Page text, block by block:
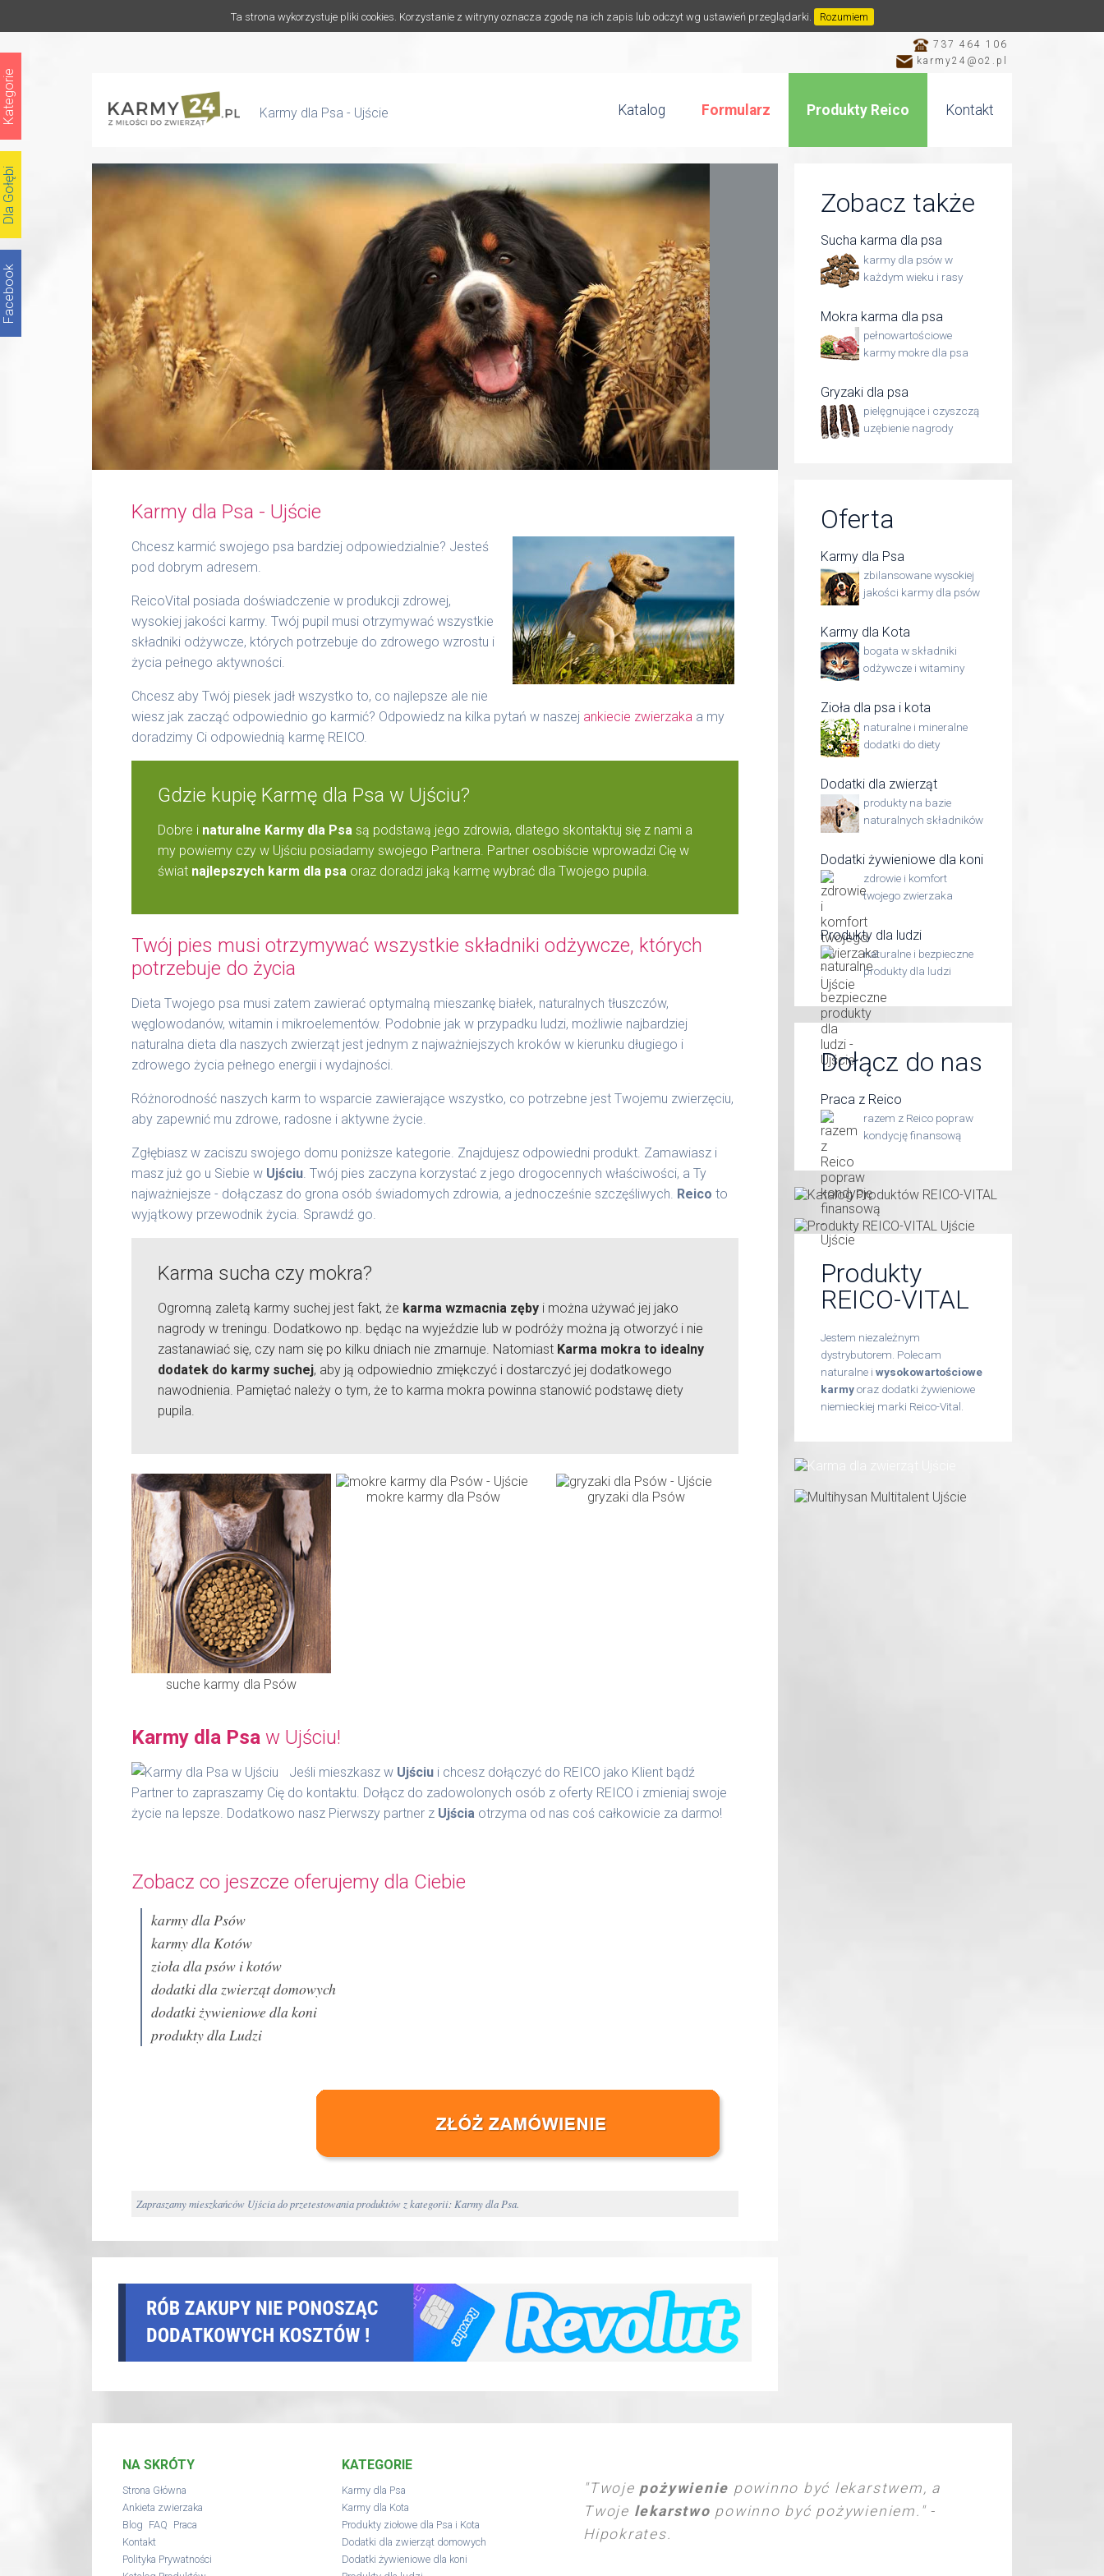
Ta strona wykorzystuje pliki cookies. Korzystanie z witryny oznacza zgodę na ich zapis lub odczyt wg ustawień przeglądarki. Rozumiem
737 464 106
karmy24@o2.pl
Karmy dla Psa - Ujście Katalog Formularz Produkty Reico Kontakt
Karmy dla Psa - Ujście
Chcesz karmić swojego psa bardziej odpowiedzialnie? Jesteś
pod dobrym adresem.
ReicoVital posiada doświadczenie w produkcji zdrowej,
wysokiej jakości karmy. Twój pupil musi otrzymywać wszystkie
składniki odżywcze, których potrzebuje do zdrowego wzrostu i
życia pełnego aktywności.
Chcesz aby Twój piesek jadł wszystko to, co najlepsze ale nie
wiesz jak zacząć odpowiednio go karmić? Odpowiedz na kilka pytań w naszej ankiecie zwierzaka a my
doradzimy Ci odpowiednią karmę REICO.
Gdzie kupię Karmę dla Psa w Ujściu?
Dobre i naturalne Karmy dla Psa są podstawą jego zdrowia, dlatego skontaktuj się z nami a
my powiemy czy w Ujściu posiadamy swojego Partnera. Partner osobiście wprowadzi Cię w
świat najlepszych karm dla psa oraz doradzi jaką karmę wybrać dla Twojego pupila.
Twój pies musi otrzymywać wszystkie składniki odżywcze, których
potrzebuje do życia
Dieta Twojego psa musi zatem zawierać optymalną mieszankę białek, naturalnych tłuszczów,
węglowodanów, witamin i mikroelementów. Podobnie jak w przypadku ludzi, możliwie najbardziej
naturalna dieta dla naszych zwierząt jest jednym z najważniejszych kroków w kierunku długiego i
zdrowego życia pełnego energii i wydajności.
Różnorodność naszych karm to wsparcie zawierające wszystko, co potrzebne jest Twojemu zwierzęciu,
aby zapewnić mu zdrowe, radosne i aktywne życie.
Zgłębiasz w zaciszu swojego domu poniższe kategorie. Znajdujesz odpowiedni produkt. Zamawiasz i
masz już go u Siebie w Ujściu. Twój pies zaczyna korzystać z jego drogocennych właściwości, a Ty
najważniejsze - dołączasz do grona osób świadomych zdrowia, a jednocześnie szczęśliwych. Reico to
wyjątkowy przewodnik życia. Sprawdź go.
Karma sucha czy mokra?
Ogromną zaletą karmy suchej jest fakt, że karma wzmacnia zęby i można używać jej jako
nagrody w treningu. Dodatkowo np. będąc na wyjeździe lub w podróży można ją otworzyć i nie
zastanawiać się, czy nam się po kilku dniach nie zmarnuje. Natomiast Karma mokra to idealny
dodatek do karmy suchej, aby ją odpowiednio zmiękczyć i dostarczyć jej dodatkowego
nawodnienia. Pamiętać należy o tym, że to karma mokra powinna stanowić podstawę diety
pupila.
suche karmy dla Psów
mokre karmy dla Psów gryzaki dla Psów
Karmy dla Psa w Ujściu!
Jeśli mieszkasz w Ujściui chcesz dołączyć do REICO jako Klient bądź
Partner to zapraszamy Cię do kontaktu. Dołącz do zadowolonych osób z oferty REICO i zmieniaj swoje
życie na lepsze. Dodatkowo nasz Pierwszy partner z Ujścia otrzyma od nas coś całkowicie za darmo!
Zobacz co jeszcze oferujemy dla Ciebie
karmy dla Psów
karmy dla Kotów
zioła dla psów i kotów
dodatki dla zwierząt domowych
dodatki żywieniowe dla koni
produkty dla Ludzi
Zapraszamy mieszkańców Ujścia do przetestowania produktów z kategorii: Karmy dla Psa.
Zobacz także
Sucha karma dla psa
karmy dla psów w
każdym wieku i rasy
Mokra karma dla psa
pełnowartościowe
karmy mokre dla psa
Gryzaki dla psa
pielęgnujące i czyszczą
uzębienie nagrody
Oferta
Karmy dla Psa
zbilansowane wysokiej
jakości karmy dla psów
Karmy dla Kota
bogata w składniki
odżywcze i witaminy
Zioła dla psa i kota
naturalne i mineralne
dodatki do diety
Dodatki dla zwierząt
produkty na bazie
naturalnych składników
Dodatki żywieniowe dla koni
zdrowie i komfort
twojego zwierzaka
Produkty dla ludzi
naturalne i bezpieczne
produkty dla ludzi
Dołącz do nas
Praca z Reico
razem z Reico popraw
kondycję finansową
Produkty
REICO-VITAL
Jestem niezależnym
dystrybutorem. Polecam
naturalne i wysokowartościowe
karmyoraz dodatki żywieniowe
niemieckiej marki Reico-Vital.
NA SKRÓTY
Strona Główna
Ankieta zwierzaka
Blog FAQ Praca
Kontakt
Polityka Prywatności
KATEGORIE
Karmy dla Psa
Karmy dla Kota
Produkty ziołowe dla Psa i Kota
Dodatki dla zwierząt domowych
Dodatki żywieniowe dla koni
"Twoje pożywienie powinno być lekarstwem, a
Twoje lekarstwo powinno być pożywieniem." -
Hipokrates.
Facebook
Dla Gołębi
Kategorie